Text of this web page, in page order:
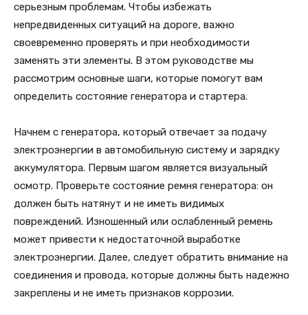
серьезным проблемам. Чтобы избежать
непредвиденных ситуаций на дороге, важно
своевременно проверять и при необходимости
заменять эти элементы. В этом руководстве мы
рассмотрим основные шаги, которые помогут вам
определить состояние генератора и стартера.
Начнем с генератора, который отвечает за подачу
электроэнергии в автомобильную систему и зарядку
аккумулятора. Первым шагом является визуальный
осмотр. Проверьте состояние ремня генератора: он
должен быть натянут и не иметь видимых
повреждений. Изношенный или ослабленный ремень
может привести к недостаточной выработке
электроэнергии. Далее, следует обратить внимание на
соединения и провода, которые должны быть надежно
закреплены и не иметь признаков коррозии.